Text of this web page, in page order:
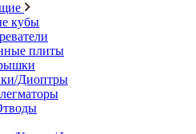
кубы
плиты
Диоптры